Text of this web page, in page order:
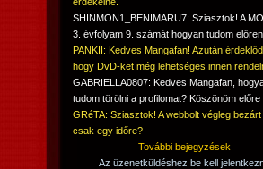
SHINMON1_BENIMARU7: Sziasztok! A
3. évfolyam 9. számát hogyan tudom
PANKII: Kedves Mangafan! Azután
hogy DvD-ket még lehetséges innen
GABRIELLA0807: Kedves Mangafan,
tudom törölni a profilomat? Köszönöm előre
GRéTA: Sziasztok! A webbolt végleg
csak egy időre?
További bejegyzések
Az üzenetküldéshez be kell